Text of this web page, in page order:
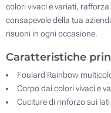
colori vivaci e variati,
consapevole della tua
risuoni in ogni occasione.
Caratteristiche
Foulard Rainbow
Corpo dai colori vivaci e
Cuciture di rinforzo sui lati